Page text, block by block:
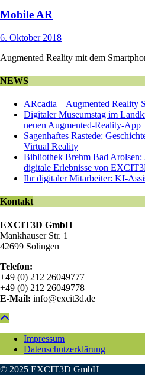
Mobile AR
6. Oktober 2018
Augmented Reality mit dem
NEWS
ARcadia – Augmented Reality
Digitaler Museumstag im
neuen Augmented-Reality-App
Sagenhaftes Rastede:
Virtual Reality
Bibliothek Brehm Bad Arolsen:
digitale Erlebnisse von
Ihr digitaler Mitarbeiter: KI-
Kontakt
EXCIT3D GmbH
Mankhauser Str. 1
42699 Solingen
Telefon:
+49 (0) 212 26049777
+49 (0) 212 26049778
E-Mail: info@excit3d.de
Impressum
Datenschutzerklärung
© 2025 EXCIT3D GmbH